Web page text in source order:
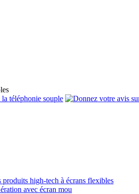
produits high-tech à écrans flexibles
avec écran mou